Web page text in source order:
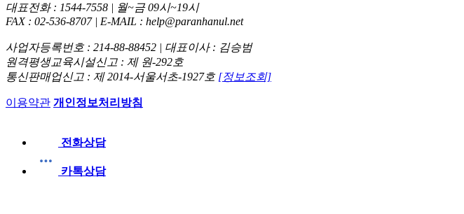
대표전화 : 1544-7558 | 월~금 09시~19시
FAX : 02-536-8707 | E-MAIL : help@paranhanul.net
사업자등록번호 : 214-88-88452 | 대표이사 : 김승범
원격평생교육시설신고 : 제 원-292호
통신판매업신고 : 제 2014-서울서초-1927호 [정보조회]
이용약관 개인정보처리방침
전화상담
카톡상담